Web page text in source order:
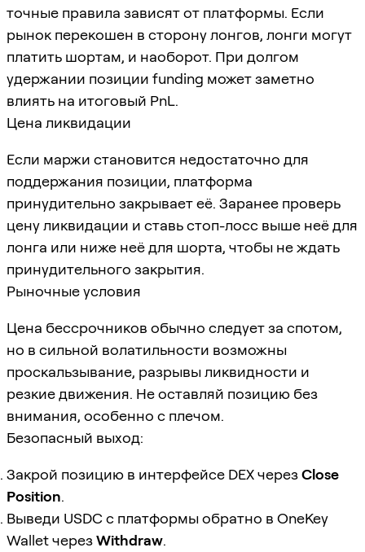
точные правила зависят от платформы. Если
рынок перекошен в сторону лонгов, лонги могут
платить шортам, и наоборот. При долгом
удержании позиции funding может заметно
влиять на итоговый PnL.
Цена ликвидации
Если маржи становится недостаточно для
поддержания позиции, платформа
принудительно закрывает её. Заранее проверь
цену ликвидации и ставь стоп-лосс выше неё для
лонга или ниже неё для шорта, чтобы не ждать
принудительного закрытия.
Рыночные условия
Цена бессрочников обычно следует за спотом,
но в сильной волатильности возможны
проскальзывание, разрывы ликвидности и
резкие движения. Не оставляй позицию без
внимания, особенно с плечом.
Безопасный выход:
Закрой позицию в интерфейсе DEX черезClose
Position.
Выведи USDC с платформы обратно в OneKey
Wallet черезWithdraw.